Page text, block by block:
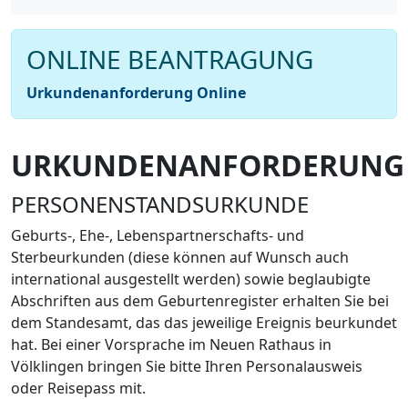
ONLINE BEANTRAGUNG
Urkundenanforderung Online
URKUNDENANFORDERUNG
PERSONENSTANDSURKUNDE
Geburts-, Ehe-, Lebenspartnerschafts- und
Sterbeurkunden (diese können auf Wunsch auch
international ausgestellt werden) sowie beglaubigte
Abschriften aus dem Geburtenregister erhalten Sie bei
dem Standesamt, das das jeweilige Ereignis beurkundet
hat. Bei einer Vorsprache im Neuen Rathaus in
Völklingen bringen Sie bitte Ihren Personalausweis
oder Reisepass mit.